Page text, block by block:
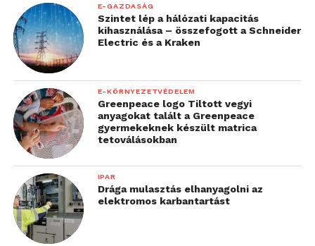
E-GAZDASÁG
Szintet lép a hálózati kapacitás
kihasználása – összefogott a Schneider
Electric és a Kraken
E-KÖRNYEZETVÉDELEM
Greenpeace logo Tiltott vegyi
anyagokat talált a Greenpeace
gyermekeknek készült matrica
tetoválásokban
IPAR
Drága mulasztás elhanyagolni az
elektromos karbantartást